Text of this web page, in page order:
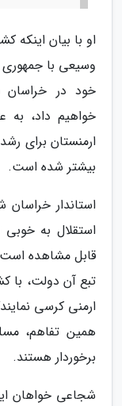
او با بیان اینکه
وسیعی با جمهوری
خود در
خواهیم داد، به
ارمنستان برای
بیشتر شده است.
استاندار خراسان
استقلال به
قابل مشاهده
تبع آن دولت، با
ارمنی کرسی
همین تفاهم،
برخوردار هستند.
شجاعی خواهان